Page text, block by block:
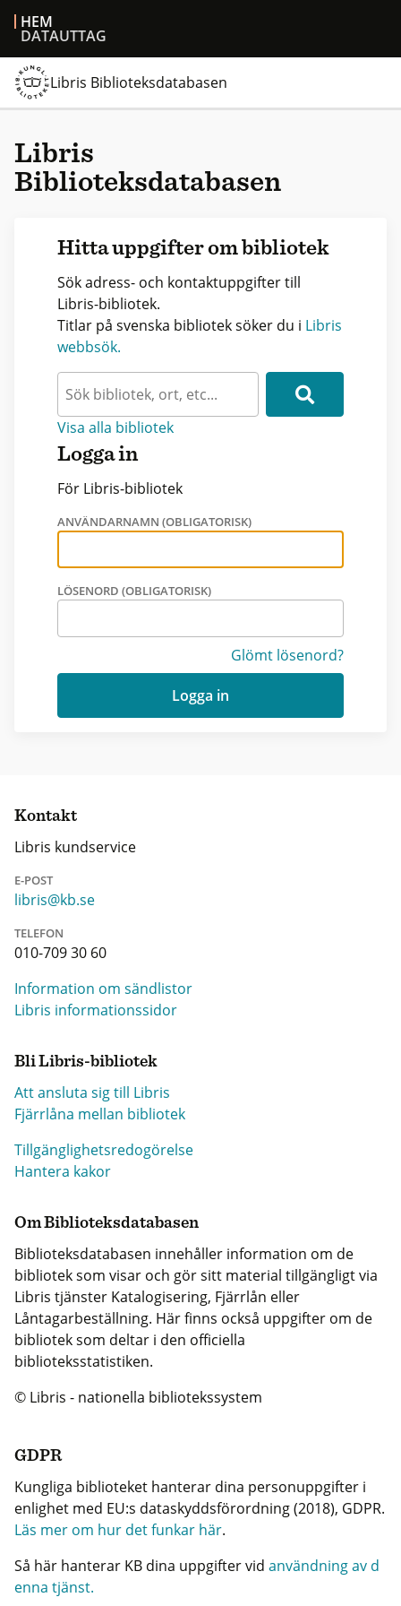
HEM
DATAUTTAG
Libris Biblioteksdatabasen
Libris
Biblioteksdatabasen
Hitta uppgifter om bibliotek
Sök adress- och kontaktuppgifter till
Libris-bibliotek.
Titlar på svenska bibliotek söker du i Libris
webbsök.
Visa alla bibliotek
Logga in
För Libris-bibliotek
ANVÄNDARNAMN (OBLIGATORISK)
LÖSENORD (OBLIGATORISK)
Glömt lösenord?
Logga in
Kontakt
Libris kundservice
E-POST
libris@kb.se
TELEFON
010-709 30 60
Information om sändlistor
Libris informationssidor
Bli Libris-bibliotek
Att ansluta sig till Libris
Fjärrlåna mellan bibliotek
Tillgänglighetsredogörelse
Hantera kakor
Om Biblioteksdatabasen
Biblioteksdatabasen innehåller information om de
bibliotek som visar och gör sitt material tillgängligt via
Libris tjänster Katalogisering, Fjärrlån eller
Låntagarbeställning. Här finns också uppgifter om de
bibliotek som deltar i den officiella
biblioteksstatistiken.
© Libris - nationella bibliotekssystem
GDPR
Kungliga biblioteket hanterar dina personuppgifter i
enlighet med EU:s dataskyddsförordning (2018), GDPR.
Läs mer om hur det funkar här.
Så här hanterar KB dina uppgifter vid användning av d
enna tjänst.